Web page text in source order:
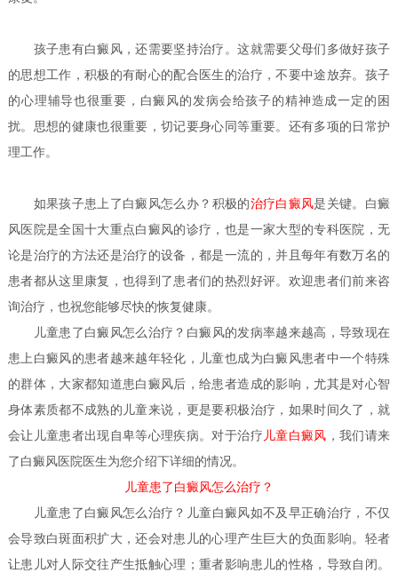
孩子患有白癜风，还需要坚持治疗。这就需要父母们多做好孩子
的思想工作，积极的有耐心的配合医生的治疗，不要中途放弃。孩子
的心理辅导也很重要，白癜风的发病会给孩子的精神造成一定的困
扰。思想的健康也很重要，切记要身心同等重要。还有多项的日常护
理工作。
如果孩子患上了白癜风怎么办？ 积极的治疗白癜风是关键。白癜
风医院是全国十大重点白癜风的诊疗，也是一家大型的专科医院，无
论是治疗的方法还是治疗的设备，都是一流的，并且每年有数万名的
患者都从这里康复，也得到了患者们的热烈好评。欢迎患者们前来咨
询治疗，也祝您能够尽快的恢复健康。
儿童患了白癜风怎么治疗？ 白癜风的发病率越来越高，导致现在
患上白癜风的患者越来越年轻化，儿童也成为白癜风患者中一个特殊
的群体，大家都知道患白癜风后，给患者造成的影响，尤其是对心智
身体素质都不成熟的儿童来说，更是要积极治疗，如果时间久了，就
会让儿童患者出现自卑等心理疾病。对于治疗 儿童白癜风 ，我们请来
了白癜风医院医生为您介绍下详细的情况。
儿童患了白癜风怎么治疗？
儿童患了白癜风怎么治疗？ 儿童白癜风如不及早正确治疗，不仅
会导致白斑面积扩大，还会对患儿的心理产生巨大的负面影响。轻者
让患儿对人际交往产生抵触心理；重者影响患儿的性格，导致自闭。